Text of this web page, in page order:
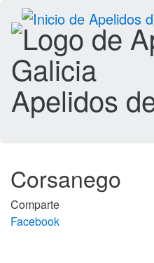
Apelidos
Corsanego
Comparte
Facebook